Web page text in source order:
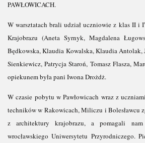
PAWŁOWICACH.
W warsztatach brali udział uczniowie z klas II i
Krajobrazu (Aneta Syrnyk, Magdalena
Będkowska, Klaudia Kowalska, Klaudia Antolak,
Sienkiewicz, Patrycja Staroń, Tomasz Flasza,
opiekunem była pani Iwona Drożdż.
W czasie pobytu w Pawłowicach wraz z
techników w Rakowicach, Miliczu i Bolesławcu
z architektury krajobrazu, a pomagali
wrocławskiego Uniwersytetu Przyrodniczego.